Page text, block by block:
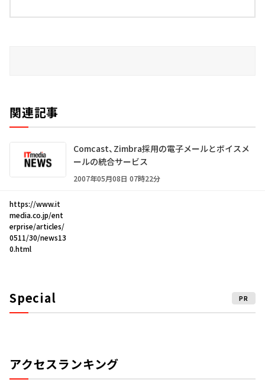
関連記事
Comcast、Zimbra採用の電子メールとボイスメ
ールの統合サービス
2007年05月08日 07時22分
https://www.it
media.co.jp/ent
erprise/articles/
0511/30/news13
0.html
Special PR
アクセスランキング